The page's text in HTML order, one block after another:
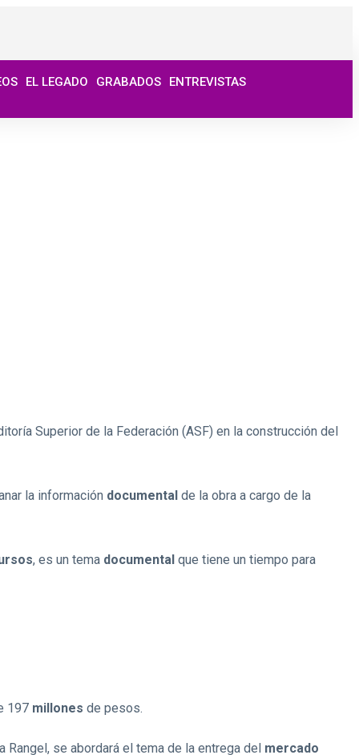
EL LEGADO GRABADOS ENTREVISTAS
Superior de la Federación (ASF) en la construcción del
la información documental de la obra a cargo de la
, es un tema documental que tiene un tiempo para
197 millones de pesos.
Rangel, se abordará el tema de la entrega del mercado